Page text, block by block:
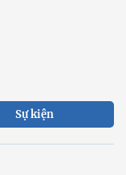
Sự kiện